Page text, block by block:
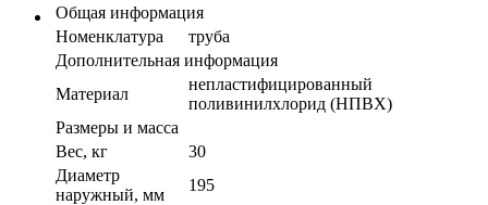
Общая информация
Номенклатура
труба
Дополнительная информация
Материал
непластифицированный
поливинилхлорид (НПВХ)
Размеры и масса
Вес, кг
30
Диаметр
наружный, мм
195